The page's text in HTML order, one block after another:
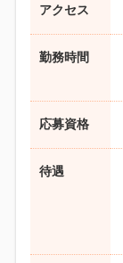
アクセス
勤務時間
応募資格
待遇